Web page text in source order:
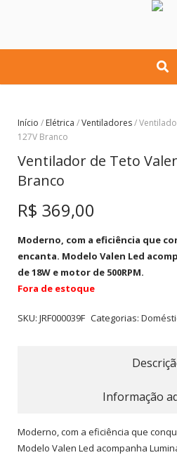
Início / Elétrica /Ventiladores/
127V Branco
Ventilador de Teto
Branco
R$ 369,00
Moderno, com a eficiência que
encanta. Modelo Valen Led
de 18W e motor de 500RPM.
Fora de estoque
SKU: JRF000039F Categorias:
Informação
Moderno, com a eficiência que
Modelo Valen Led acompanha